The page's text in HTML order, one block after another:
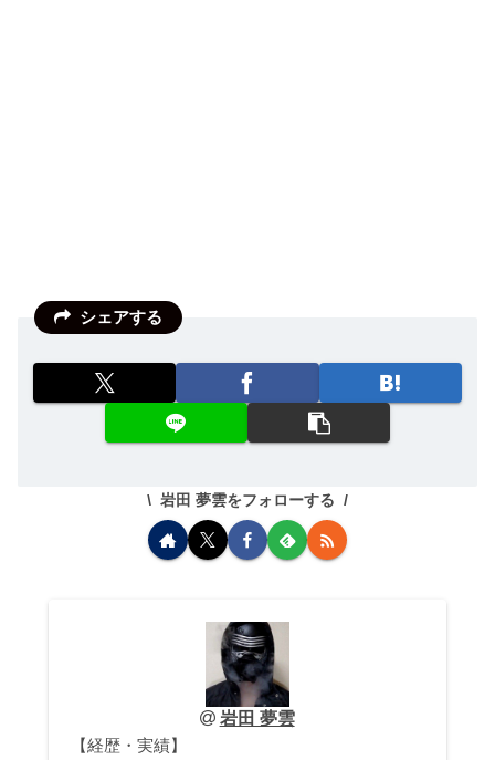
シェアする
岩田 夢雲をフォローする
岩田 夢雲
【経歴・実績】